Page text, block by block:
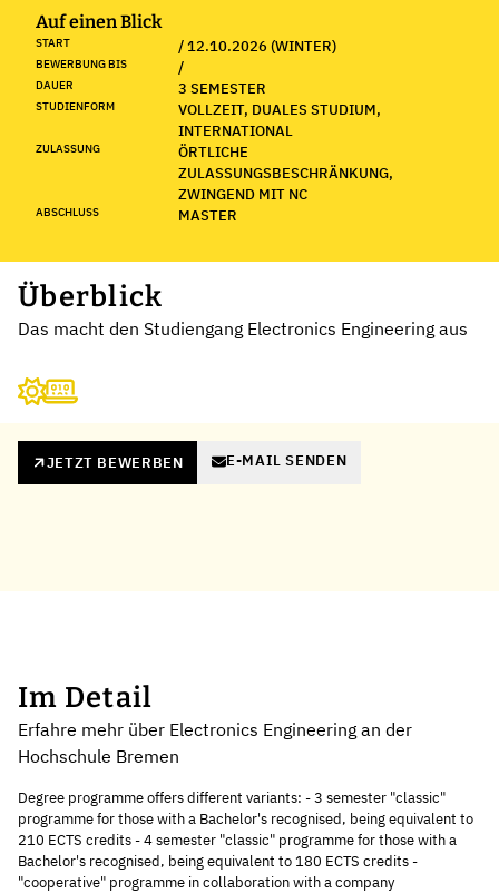
Auf einen Blick
START / 12.10.2026 (WINTER)
BEWERBUNG BIS /
DAUER 3 SEMESTER
STUDIENFORM
VOLLZEIT, DUALES STUDIUM,
INTERNATIONAL
ZULASSUNG
ÖRTLICHE
ZULASSUNGSBESCHRÄNKUNG,
ZWINGEND MIT NC
ABSCHLUSS MASTER
Überblick
Das macht den Studiengang Electronics Engineering aus
JETZT BEWERBEN E-MAIL SENDEN
Im Detail
Erfahre mehr über Electronics Engineering an der
Hochschule Bremen
Degree programme offers different variants: - 3 semester "classic"
programme for those with a Bachelor's recognised, being equivalent to
210 ECTS credits - 4 semester "classic" programme for those with a
Bachelor's recognised, being equivalent to 180 ECTS credits -
"cooperative" programme in collaboration with a company